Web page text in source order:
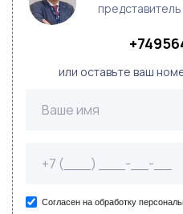
или оставьте ваш
Согласен на обработку